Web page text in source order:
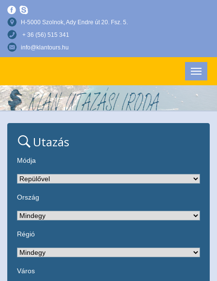
H-5000 Szolnok, Ady Endre út 20. Fsz. 5.
+ 36 (56) 515 341
info@klantours.hu
Utazás
Módja
Ország
Régió
Város